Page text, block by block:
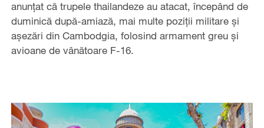
anunțat că trupele thailandeze au atacat, începând de
duminică după-amiază, mai multe poziții militare și
așezări din Cambodgia, folosind armament greu și
avioane de vânătoare F-16.